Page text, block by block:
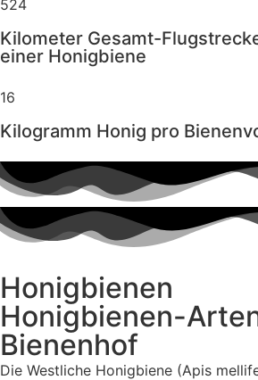
792
Kilometer Gesamt-
einer Honigbiene
24
Kilogramm Honig pro
Honigbienen
Honigbienen-
Bienenhof
Die Westliche Honigbiene (Apis